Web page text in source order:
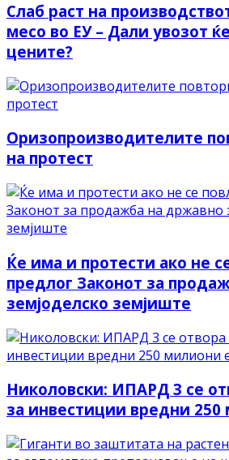
Слаб раст на
месо во ЕУ – Дали увозот
цените?
Оризопроизводителите
на протест
Ќе има и протести ако не
предлог Законот за
земјоделско земјиште
Николовски: ИПАРД 3 се
за инвестиции вредни